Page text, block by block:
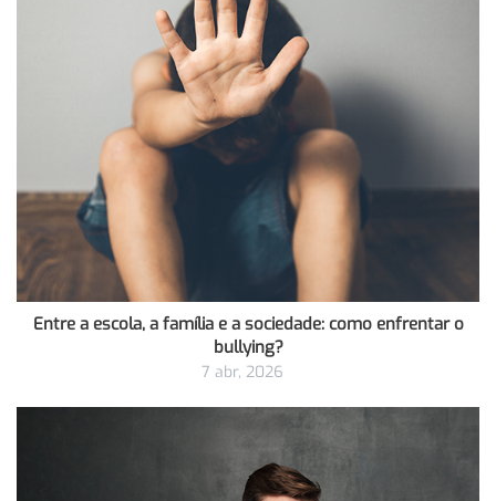
Entre a escola, a família e a sociedade: como enfrentar o
bullying?
7 abr, 2026